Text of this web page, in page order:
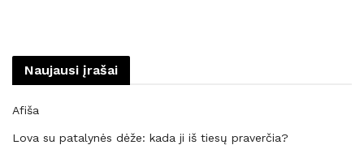
Naujausi įrašai
Afiša
Lova su patalynės dėže: kada ji iš tiesų praverčia?